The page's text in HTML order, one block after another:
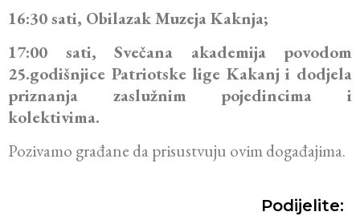
16:30 sati, Obilazak Muzeja Kaknja;
17:00 sati, Svečana akademija povodom
25.godišnjice Patriotske lige Kakanj i dodjela
priznanja zaslužnim pojedincima i
kolektivima.
Pozivamo građane da prisustvuju ovim događajima.
Podijelite: